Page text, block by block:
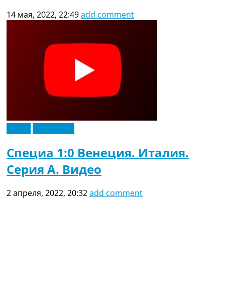
14 мая, 2022, 22:49add comment
Специа 1:0 Венеция. Италия.
Серия A. Видео
2 апреля, 2022, 20:32add comment